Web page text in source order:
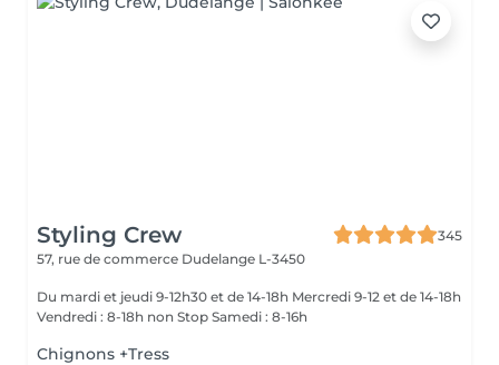
Styling Crew
345
57, rue de commerce Dudelange L-3450
Du mardi et jeudi 9-12h30 et de 14-18h Mercredi 9-12 et de 14-18h
Vendredi : 8-18h non Stop Samedi : 8-16h
Chignons +Tress